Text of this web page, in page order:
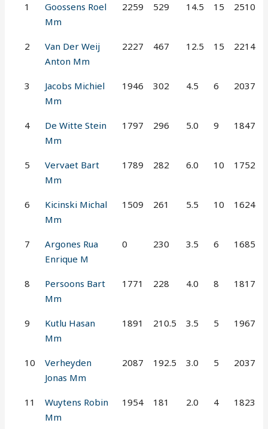
1
Goossens Roel
Mm
2259 529 14.5 15 2510
2
Van Der Weij
Anton Mm
2227 467 12.5 15 2214
3
Jacobs Michiel
Mm
1946 302 4.5 6 2037
4
De Witte Stein
Mm
1797 296 5.0 9 1847
5
Vervaet Bart
Mm
1789 282 6.0 10 1752
6
Kicinski Michal
Mm
1509 261 5.5 10 1624
7
Argones Rua
Enrique M
0 230 3.5 6 1685
8
Persoons Bart
Mm
1771 228 4.0 8 1817
9
Kutlu Hasan
Mm
1891 210.5 3.5 5 1967
10
Verheyden
Jonas Mm
2087 192.5 3.0 5 2037
11
Wuytens Robin
Mm
1954 181 2.0 4 1823